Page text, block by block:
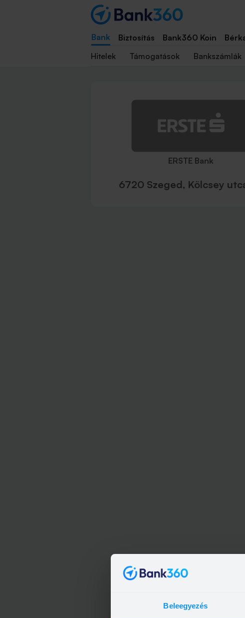
Beleegyezés
Bank Biztosítás Bank360 Koin
Hitelek
Támogatások Bankszámlák
ERSTE Bank
6720 Szeged, Kölcsey
ERSTE